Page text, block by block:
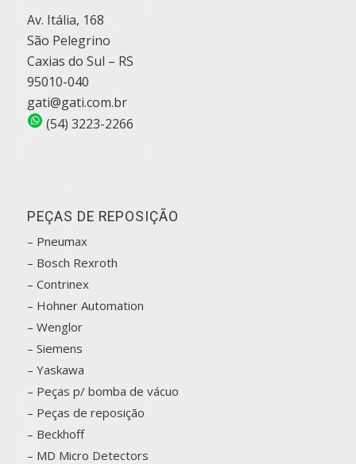
Av. Itália, 168
São Pelegrino
Caxias do Sul – RS
95010-040
gati@gati.com.br
(54) 3223-2266
PEÇAS DE REPOSIÇÃO
– Pneumax
– Bosch Rexroth
– Contrinex
– Hohner Automation
– Wenglor
– Siemens
– Yaskawa
– Peças p/ bomba de vácuo
– Peças de reposição
– Beckhoff
– MD Micro Detectors